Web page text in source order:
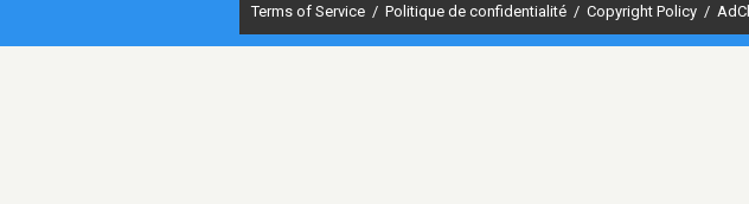
Terms of Service / Politique de confidentialité / Copyright Policy /